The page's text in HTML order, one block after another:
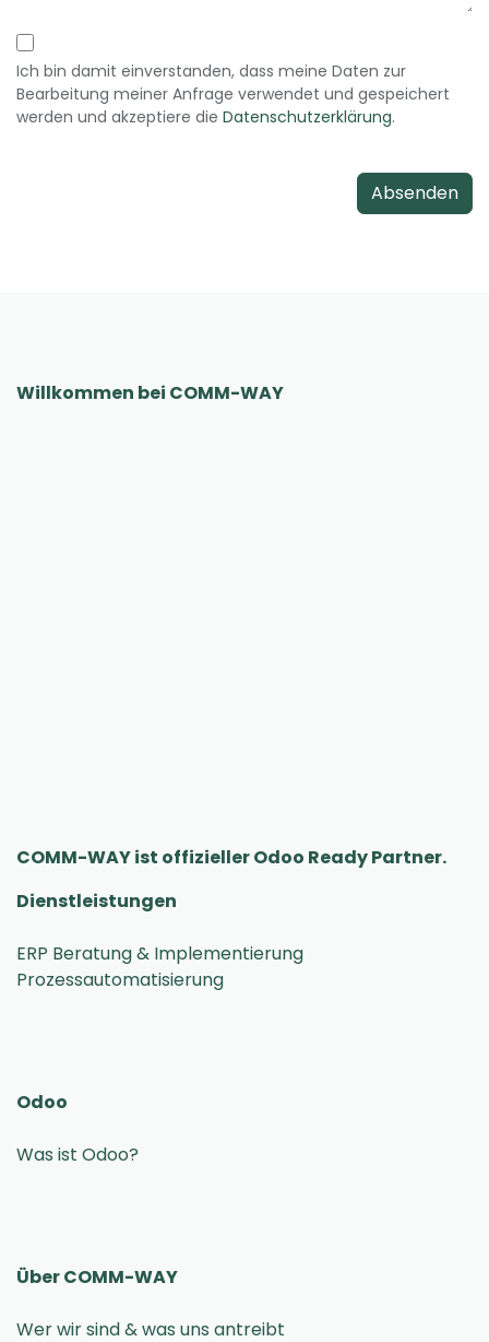
Ich bin damit einverstanden, dass meine Daten zur
Bearbeitung meiner Anfrage verwendet und gespeichert
werden und akzeptiere die Datenschutzerklärung.
Absenden
Willkommen bei COMM-WAY
COMM-WAY ist offizieller Odoo Ready Partner.
Dienstleistungen
ERP Beratung & Implementierung
Odoo
Was ist Odoo?
Über COMM-WAY
Wer wir sind & was uns antreibt